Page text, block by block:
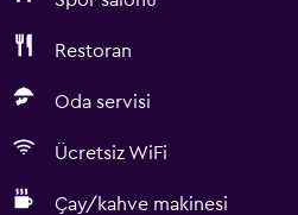
Restoran
Oda servisi
Ücretsiz WiFi
Çay/kahve makinesi